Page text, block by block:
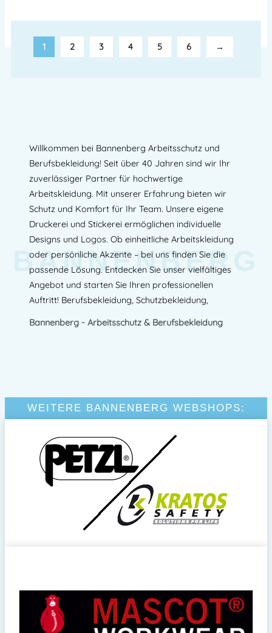
1 2 3 4 5 6 →
Willkommen bei Bannenberg Arbeitsschutz und
Berufsbekleidung! Seit über 40 Jahren sind wir Ihr
zuverlässiger Partner für hochwertige
Arbeitskleidung. Mit unserer Erfahrung bieten wir
Schutz und Komfort für Ihr Team. Unsere eigene
Druckerei und Stickerei ermöglichen individuelle
Designs und Logos. Ob einheitliche Arbeitskleidung
oder persönliche Akzente – bei uns finden Sie die
passende Lösung. Entdecken Sie unser vielfältiges
Angebot und starten Sie Ihren professionellen
Auftritt! Berufsbekleidung, Schutzbekleidung,
Bannenberg - Arbeitsschutz & Berufsbekleidung
BANNENBERG
WEITERE BANNENBERG WEBSHOPS: